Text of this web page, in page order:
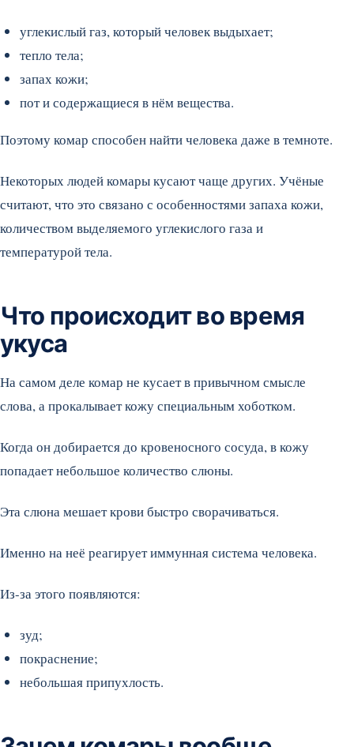
углекислый газ, который человек выдыхает;
тепло тела;
запах кожи;
пот и содержащиеся в нём вещества.
Поэтому комар способен найти человека даже в темноте.
Некоторых людей комары кусают чаще других. Учёные
считают, что это связано с особенностями запаха кожи,
количеством выделяемого углекислого газа и
температурой тела.
Что происходит во время
укуса
На самом деле комар не кусает в привычном смысле
слова, а прокалывает кожу специальным хоботком.
Когда он добирается до кровеносного сосуда, в кожу
попадает небольшое количество слюны.
Эта слюна мешает крови быстро сворачиваться.
Именно на неё реагирует иммунная система человека.
Из-за этого появляются:
зуд;
покраснение;
небольшая припухлость.